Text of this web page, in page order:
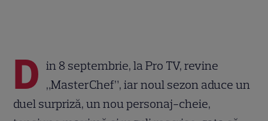
D in 8 septembrie, la Pro TV, revine
„MasterChef”, iar noul sezon aduce un
duel surpriză, un nou personaj-cheie,